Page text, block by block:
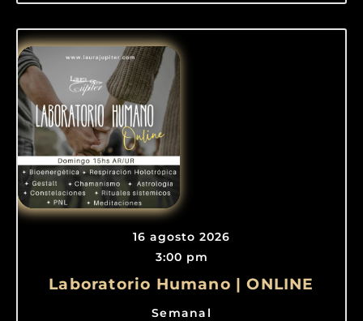
16 agosto 2026
3:00 pm
Laboratorio Humano | ONLINE
Semanal